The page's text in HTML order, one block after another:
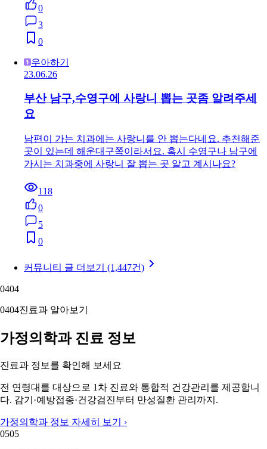
0
3
0
우아하기
23.06.26
부산 남구,수영구에 사랑니 뽑는 곳좀 알려주세
요
남편이 가는 치과에는 사랑니를 안 뽑는다네요. 추천해준
곳이 있는데 해운대구쪽이라서요. 혹시 수영구나 남구에
가시는 치과중에 사랑니 잘 뽑는 곳 알고 계시나요?
118
0
5
0
커뮤니티 글 더보기 (1,447건)
0404
0404진료과 알아보기
가정의학과 진료 정보
진료과 정보를 확인해 보세요
전 연령대를 대상으로 1차 진료와 통합적 건강관리를 제공합니
다. 감기·예방접종·건강검진부터 만성질환 관리까지.
가정의학과 정보 자세히 보기 ›
0505